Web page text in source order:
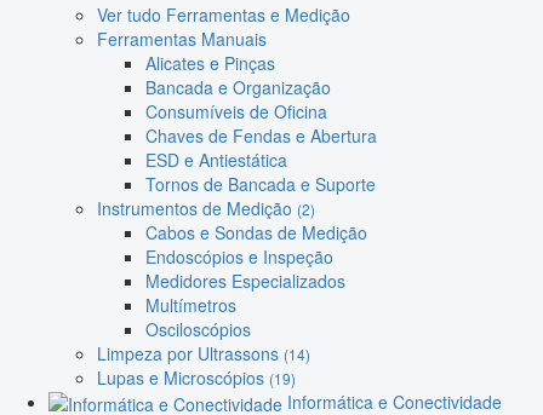
Ver tudo Ferramentas e Medição
Ferramentas Manuais
Alicates e Pinças
Bancada e Organização
Consumíveis de Oficina
Chaves de Fendas e Abertura
ESD e Antiestática
Tornos de Bancada e Suporte
Instrumentos de Medição (2)
Cabos e Sondas de Medição
Endoscópios e Inspeção
Medidores Especializados
Multímetros
Osciloscópios
Limpeza por Ultrassons (14)
Lupas e Microscópios (19)
Informática e Conectividade